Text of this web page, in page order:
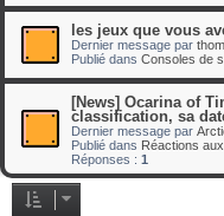
les jeux que vous
Dernier message par
Publié dans Consoles de
[News] Ocarina of
classification, sa
Dernier message par
Publié dans Réactions
Réponses : 1